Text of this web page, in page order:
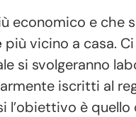
economico e che
più vicino a casa.
si svolgeranno
iscritti al
l’obiettivo è